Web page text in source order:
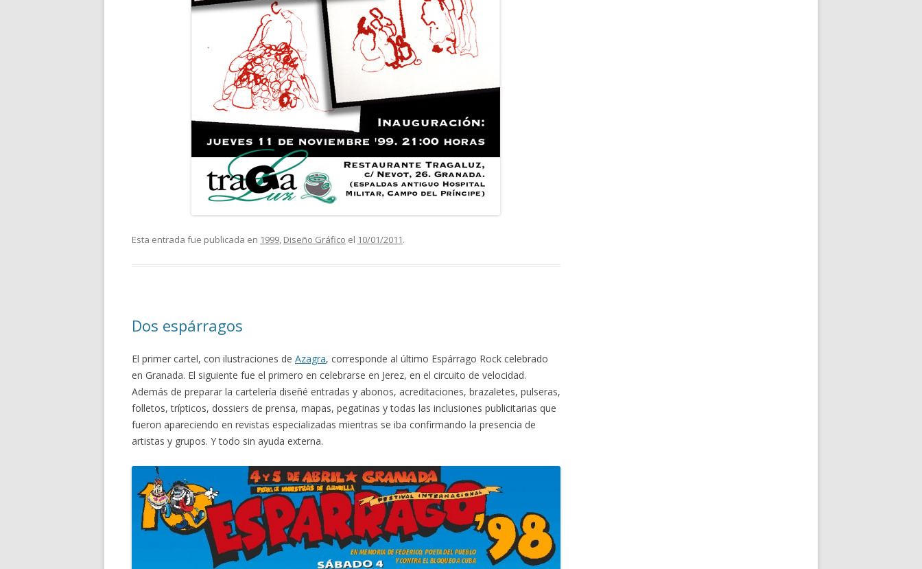
Esta entrada fue publicada en 1999, Diseño Gráfico el 10/01/2011.
Dos espárragos
El primer cartel, con ilustraciones de Azagra, corresponde al último Espárrago Rock celebrado
en Granada. El siguiente fue el primero en celebrarse en Jerez, en el circuito de velocidad.
Además de preparar la cartelería diseñé entradas y abonos, acreditaciones, brazaletes, pulseras,
folletos, trípticos, dossiers de prensa, mapas, pegatinas y todas las inclusiones publicitarias que
fueron apareciendo en revistas especializadas mientras se iba confirmando la presencia de
artistas y grupos. Y todo sin ayuda externa.